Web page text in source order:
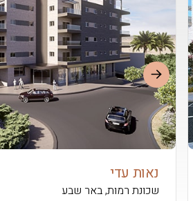
נאות עדי
שכונת רמות, באר שבע